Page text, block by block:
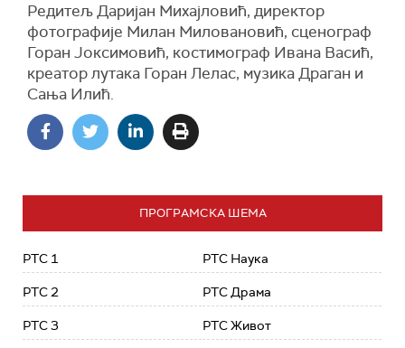
Редитељ Даријан Михајловић, директор
фотографије Милан Миловановић, сценограф
Горан Јоксимовић, костимограф Ивана Васић,
креатор лутака Горан Лелас, музика Драган и
Сања Илић.
ПРОГРАМСКА ШЕМА
РТС 1
РТС 2
РТС 3
РТС Наука
РТС Драма
РТС Живот